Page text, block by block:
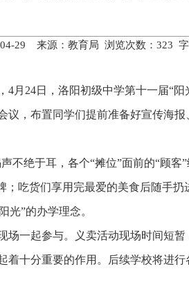
29 来源：教育局 浏览次数： 323
月24日，洛阳初级中学第十一届“阳
议，布置同学们提前准备好宣传海
不绝于耳，各个“摊位”面前的“顾
；吃货们享用完最爱的美食后随手
光”的办学理念。
场一起参与。义卖活动现场时间短
十分重要的作用。后续学校将进